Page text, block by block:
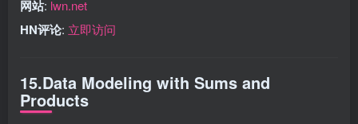
网站: lwn.net
HN评论: 立即访问
15.Data Modeling with Sums and
Products